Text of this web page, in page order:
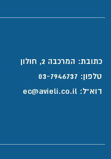
כתובת: המרכבה 2, חולון
טלפון: 03-7946737
דוא”ל: